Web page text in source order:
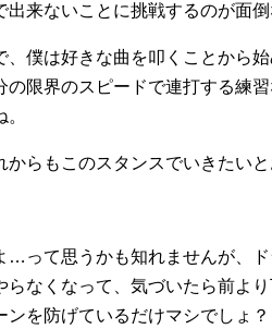
来ないことに挑戦するのが面倒
僕は好きな曲を叩くことから
限界のスピードで連打する練
らもこのスタンスでいきたいと
…って思うかも知れませんが、
なくなって、気づいたら前よ
を防げているだけマシでしょ？